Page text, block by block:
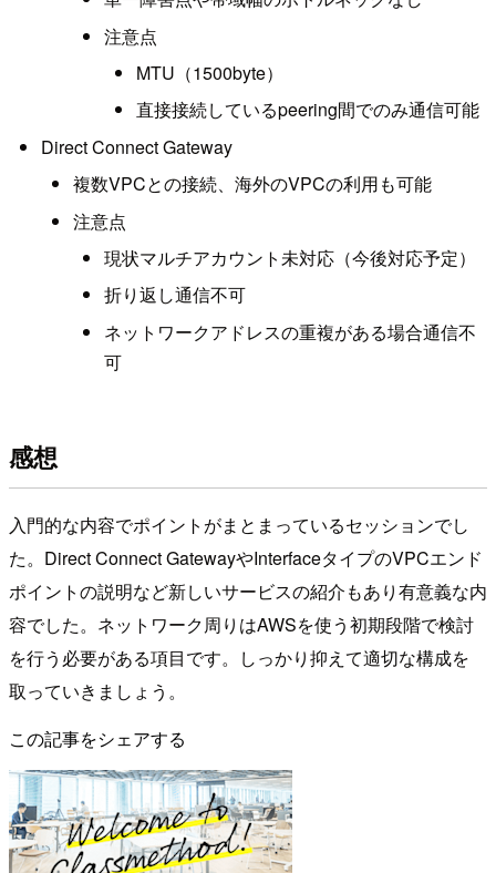
注意点
MTU（1500byte）
直接接続しているpeering間でのみ通信可能
Direct Connect Gateway
複数VPCとの接続、海外のVPCの利用も可能
注意点
現状マルチアカウント未対応（今後対応予定）
折り返し通信不可
ネットワークアドレスの重複がある場合通信不
可
感想
入門的な内容でポイントがまとまっているセッションでし
た。Direct Connect GatewayやInterfaceタイプのVPCエンド
ポイントの説明など新しいサービスの紹介もあり有意義な内
容でした。ネットワーク周りはAWSを使う初期段階で検討
を行う必要がある項目です。しっかり抑えて適切な構成を
取っていきましょう。
この記事をシェアする